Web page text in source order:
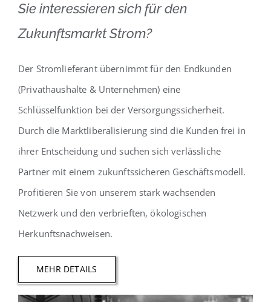
Sie interessieren sich für den
Zukunftsmarkt Strom?
Der Stromlieferant übernimmt für den Endkunden
(Privathaushalte & Unternehmen) eine
Schlüsselfunktion bei der Versorgungssicherheit.
Durch die Marktliberalisierung sind die Kunden frei in
ihrer Entscheidung und suchen sich verlässliche
Partner mit einem zukunftssicheren Geschäftsmodell.
Profitieren Sie von unserem stark wachsenden
Netzwerk und den verbrieften, ökologischen
Herkunftsnachweisen.
MEHR DETAILS